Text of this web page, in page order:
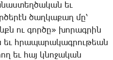
եւ
ծաղ­կա­քաղ մը՝
ու գոր­ծը» խո­րագ­րին
եւ հրա­պա­րա­կագ­րու­թեան
եւ հայ կնո­ջա­կան